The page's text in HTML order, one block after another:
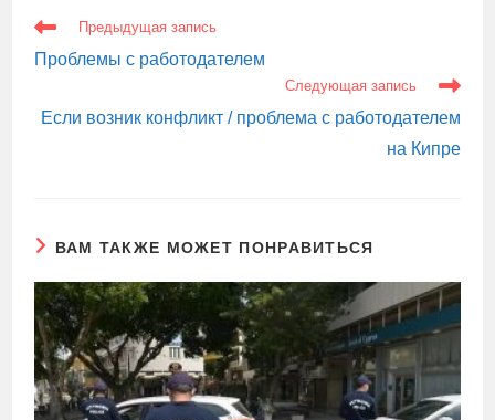
ЕЩЕ
СТАТЬИ
Предыдущая запись
Проблемы с работодателем
Следующая запись
Если возник конфликт / проблема с работодателем
на Кипре
ВАМ ТАКЖЕ МОЖЕТ ПОНРАВИТЬСЯ